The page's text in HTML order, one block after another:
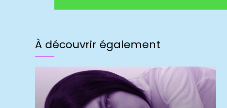
À découvrir également